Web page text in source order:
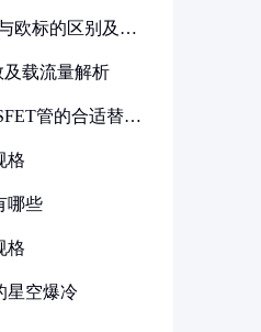
欧标的区别及其
及载流量解析
管的合适替代
格
哪些
格
星空爆冷